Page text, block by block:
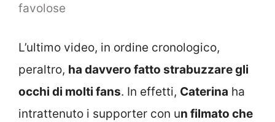
favolose
L’ultimo video, in ordine cronologico,
peraltro, ha davvero fatto strabuzzare gli
occhi di molti fans. In effetti, Caterina ha
intrattenuto i supporter con un filmato che